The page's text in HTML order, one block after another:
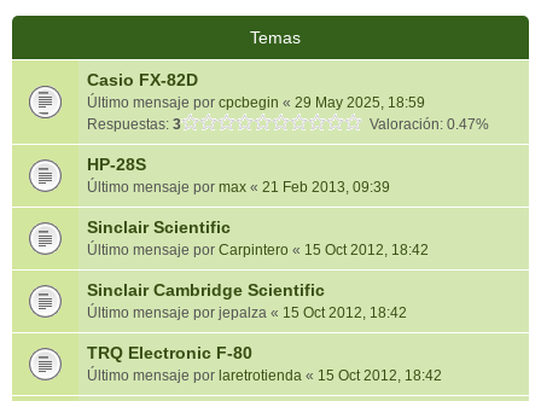
Temas
Casio FX-82D
Último mensaje por cpcbegin « 29 May 2025, 18:59
Respuestas: 3 Valoración: 0.47%
HP-28S
Último mensaje por max « 21 Feb 2013, 09:39
Sinclair Scientific
Último mensaje por Carpintero « 15 Oct 2012, 18:42
Sinclair Cambridge Scientific
Último mensaje por jepalza « 15 Oct 2012, 18:42
TRQ Electronic F-80
Último mensaje por laretrotienda « 15 Oct 2012, 18:42